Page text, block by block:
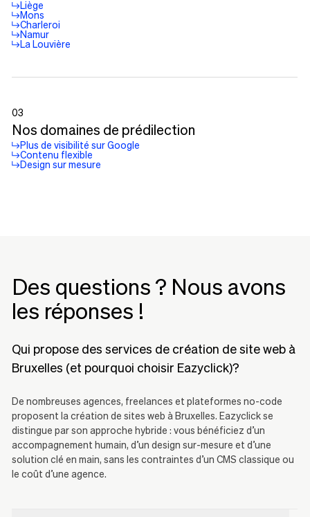
Liège
Mons
Charleroi
Namur
La Louvière
03
Nos domaines de prédilection
Plus de visibilité sur Google
Contenu flexible
Design sur mesure
Des questions ? Nous avons
les réponses !
Qui propose des services de création de site web à
Bruxelles (et pourquoi choisir Eazyclick)?
De nombreuses agences, freelances et plateformes no-code
proposent la création de sites web à Bruxelles. Eazyclick se
distingue par son approche hybride : vous bénéficiez d’un
accompagnement humain, d’un design sur-mesure et d’une
solution clé en main, sans les contraintes d’un CMS classique ou
le coût d’une agence.